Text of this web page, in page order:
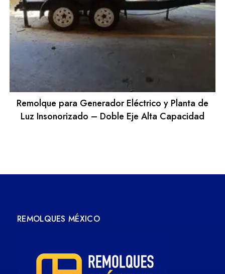
Remolque para Generador Eléctrico y Planta de
Luz Insonorizado – Doble Eje Alta Capacidad
REMOLQUES MÉXICO